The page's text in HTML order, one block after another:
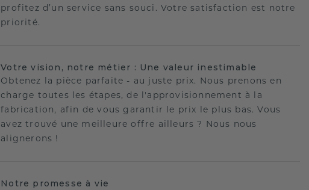
profitez d’un service sans souci. Votre satisfaction est notre
priorité.
Votre vision, notre métier : Une valeur inestimable
Obtenez la pièce parfaite - au juste prix. Nous prenons en
charge toutes les étapes, de l'approvisionnement à la
fabrication, afin de vous garantir le prix le plus bas. Vous
avez trouvé une meilleure offre ailleurs ? Nous nous
alignerons !
Notre promesse à vie